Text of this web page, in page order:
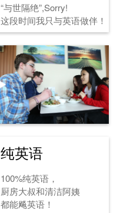
“与世隔绝”,Sorry!
这段时间我只与英语做伴！
纯英语
100%纯英语，
厨房大叔和清洁阿姨
都能飚英语！